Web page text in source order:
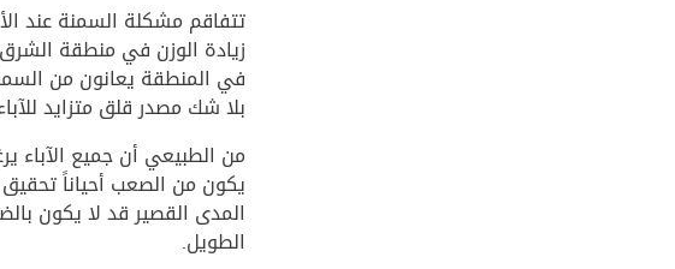
تتفاقم مشكلة السمنة عند
بلا شك مصدر قلق متزايد
من الطبيعي أن جميع
يكون من الصعب أحياناً
المدى القصير قد لا يكون
الطويل.